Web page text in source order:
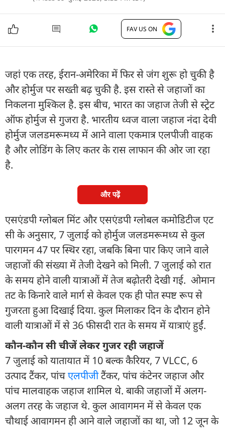
FAV US ON
जहां एक तरह, ईरान-अमेरिका में फिर से जंग शुरू हो चुकी है
और होर्मुज पर सख्‍ती बढ़ चुकी है. इस रास्‍ते से जहाजों का
न‍िकलना मुश्किल है. इस बीच, भारत का जहाज तेजी से स्‍ट्रेट
ऑफ होर्मुज से गुजरा है. भारतीय ध्वज वाला जहाज नंदा देवी
होर्मुज जलडमरूमध्य में आने वाला एकमात्र एलपीजी वाहक
है और लोडिंग के लिए कतर के रास लाफान की ओर जा रहा
है.
और पढ़ें
एसएंडपी ग्लोबल मिंट और एसएंडपी ग्लोबल कमोडिटीज एट
सी के अनुसार, 7 जुलाई को होर्मुज जलडमरूमध्य से कुल
पारगमन 47 पर स्थिर रहा, जबकि बिना पार किए जाने वाले
जहाजों की संख्या में तेजी देखने को मिली. 7 जुलाई को रात
के समय होने वाली यात्राओं में तेज बढ़ोतरी देखी गई. ओमान
तट के किनारे वाले मार्ग से केवल एक ही पोत स्पष्ट रूप से
गुजरता हुआ दिखाई दिया. कुल मिलाकर दिन के दौरान होने
वाली यात्राओं में से 36 फीसदी रात के समय में यात्राएं हुईं.
कौन-कौन सी चीजें लेकर गुजर रही जहाजें
7 जुलाई को यातायात में 10 बल्‍क कैरियर, 7 VLCC, 6
उत्‍पाद टैंकर, पांचएलपीजीटैंकर, पांच कंटेनर जहाज और
पांच मालवाहक जहाज शामिल थे. बाकी जहाजों में अलग-
अलग तरह के जहाज थे. कुल आवागमन में से केवल एक
चौथाई आवागमन ही आने वाले जहाजों का था, जो 12 जून के